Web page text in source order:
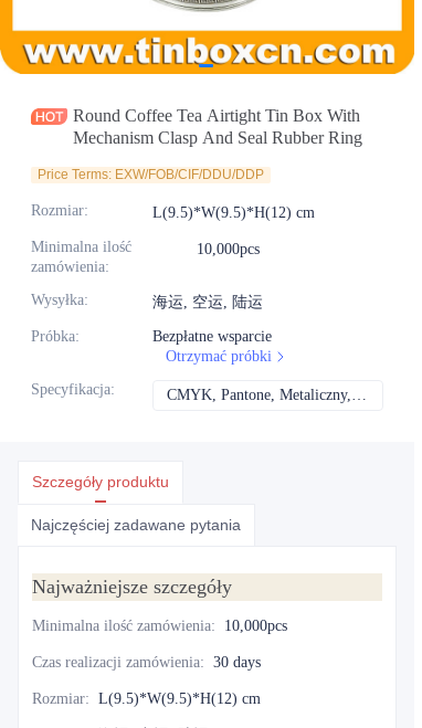
Round Coffee Tea Airtight Tin Box With
Mechanism Clasp And Seal Rubber Ring
Price Terms: EXW/FOB/CIF/DDU/DDP
Rozmiar: L(9.5)*W(9.5)*H(12) cm
Minimalna ilość
zamówienia:
10,000pcs
Wysyłka: 海运, 空运, 陆运
Próbka:
Bezpłatne wsparcie
Otrzymać próbki
Specyfikacja: CMYK, Pantone, Metaliczny, Kolor spotowy itd.
Szczegóły produktu
Najczęściej zadawane pytania
Najważniejsze szczegóły
Minimalna ilość zamówienia: 10,000pcs
Czas realizacji zamówienia: 30 days
Rozmiar: L(9.5)*W(9.5)*H(12) cm
Aktualności